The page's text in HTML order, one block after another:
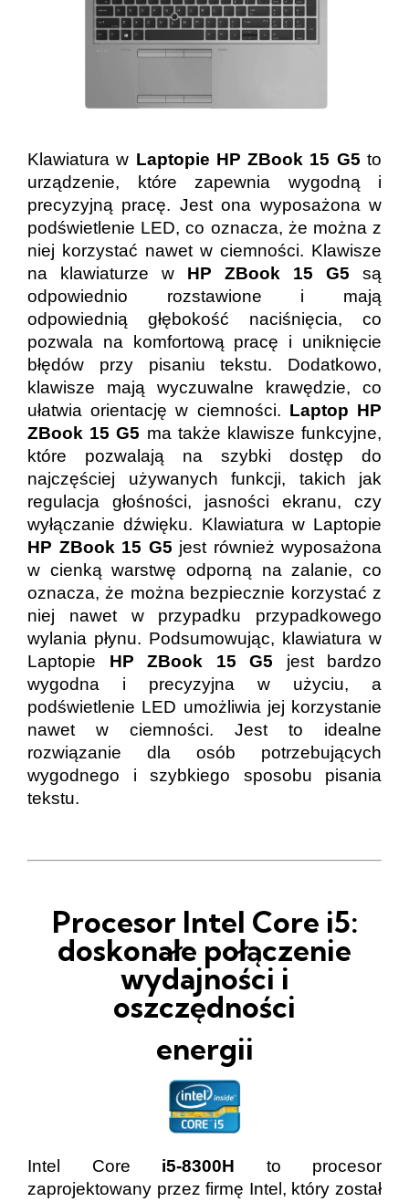
Klawiatura w Laptopie HP ZBook 15 G5 to
urządzenie, które zapewnia wygodną i
precyzyjną pracę. Jest ona wyposażona w
podświetlenie LED, co oznacza, że można z
niej korzystać nawet w ciemności. Klawisze
na klawiaturze w HP ZBook 15 G5 są
odpowiednio rozstawione i mają
odpowiednią głębokość naciśnięcia, co
pozwala na komfortową pracę i uniknięcie
błędów przy pisaniu tekstu. Dodatkowo,
klawisze mają wyczuwalne krawędzie, co
ułatwia orientację w ciemności. Laptop HP
ZBook 15 G5 ma także klawisze funkcyjne,
które pozwalają na szybki dostęp do
najczęściej używanych funkcji, takich jak
regulacja głośności, jasności ekranu, czy
wyłączanie dźwięku. Klawiatura w Laptopie
HP ZBook 15 G5 jest również wyposażona
w cienką warstwę odporną na zalanie, co
oznacza, że można bezpiecznie korzystać z
niej nawet w przypadku przypadkowego
wylania płynu. Podsumowując, klawiatura w
Laptopie HP ZBook 15 G5 jest bardzo
wygodna i precyzyjna w użyciu, a
podświetlenie LED umożliwia jej korzystanie
nawet w ciemności. Jest to idealne
rozwiązanie dla osób potrzebujących
wygodnego i szybkiego sposobu pisania
tekstu.
Procesor Intel Core i5:
doskonałe połączenie
wydajności i
oszczędności
energii
Intel Core i5-8300H to procesor
zaprojektowany przez firmę Intel, który został